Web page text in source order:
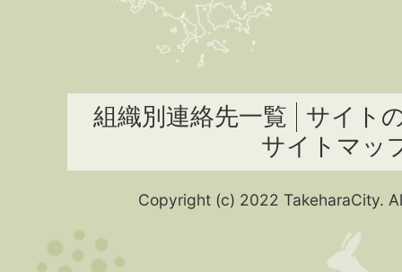
組織別連絡先一覧
サイト
サイトマッ
Copyright (c) 2022 TakeharaCity.